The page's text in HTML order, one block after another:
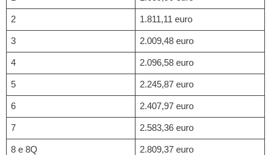
2 1.811,11 euro
3 2.009,48 euro
4 2.096,58 euro
5 2.245,87 euro
6 2.407,97 euro
7 2.583,36 euro
8 e 8Q 2.809,37 euro